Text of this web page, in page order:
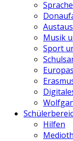
Musik
Sport
Hilfen